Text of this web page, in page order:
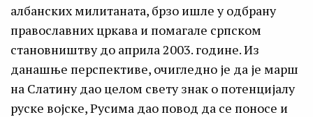
албанских милитаната, брзо ишле у одбрану
православних цркава и помагале српском
становништву до априла 2003. године. Из
данашње перспективе, очигледно је да је марш
на Слатину дао целом свету знак о потенцијалу
руске војске, Русима дао повод да се поносе и